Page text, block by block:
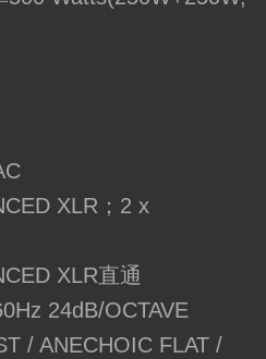
XLR；2 x
XLR直通
24dB/OCTAVE
/ ANECHOIC FLAT /